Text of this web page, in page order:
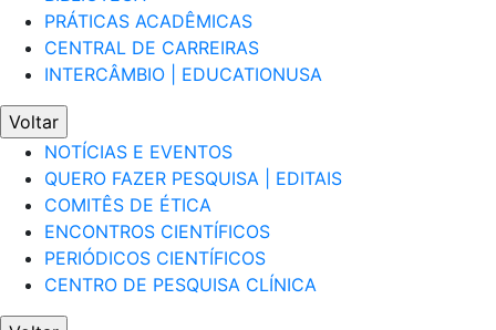
PRÁTICAS ACADÊMICAS
CENTRAL DE CARREIRAS
INTERCÂMBIO | EDUCATIONUSA
Voltar
NOTÍCIAS E EVENTOS
QUERO FAZER PESQUISA | EDITAIS
COMITÊS DE ÉTICA
ENCONTROS CIENTÍFICOS
PERIÓDICOS CIENTÍFICOS
CENTRO DE PESQUISA CLÍNICA